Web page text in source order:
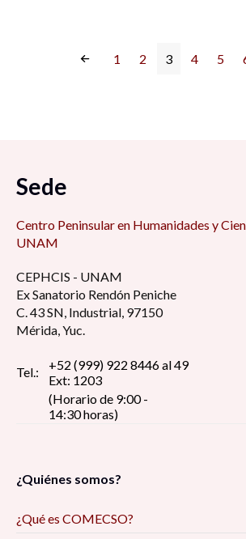
1 2 3 4 5
Sede
Centro Peninsular en Humanidades y
UNAM
CEPHCIS - UNAM
Ex Sanatorio Rendón Peniche
C. 43 SN, Industrial, 97150
Mérida, Yuc.
Tel.:
+52 (999) 922 8446 al 49
Ext: 1203
(Horario de 9:00 -
14:30 horas)
¿Quiénes somos?
¿Qué es COMECSO?